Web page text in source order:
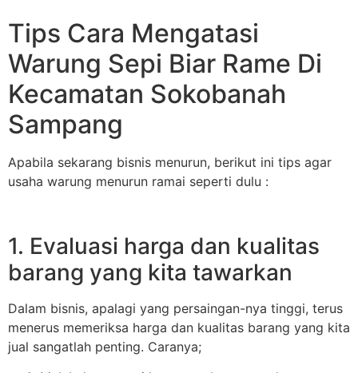
Tips Cara Mengatasi
Warung Sepi Biar Rame Di
Kecamatan Sokobanah
Sampang
Apabila sekarang bisnis menurun, berikut ini tips agar
usaha warung menurun ramai seperti dulu :
1. Evaluasi harga dan kualitas
barang yang kita tawarkan
Dalam bisnis, apalagi yang persaingan-nya tinggi, terus
menerus memeriksa harga dan kualitas barang yang kita
jual sangatlah penting. Caranya;